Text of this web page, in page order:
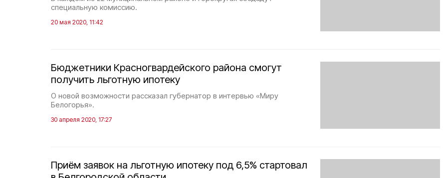
специальную комиссию.
20 мая 2020, 11:42
Бюджетники Красногвардейского района смогут
получить льготную ипотеку
О новой возможности рассказал губернатор в интервью «Миру
Белогорья».
30 апреля 2020, 17:27
Приём заявок на льготную ипотеку под 6,5% стартовал